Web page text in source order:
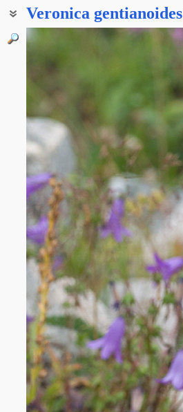
Veronica gentianoides
Вероника горечавковидная
Вероника Кемулярии